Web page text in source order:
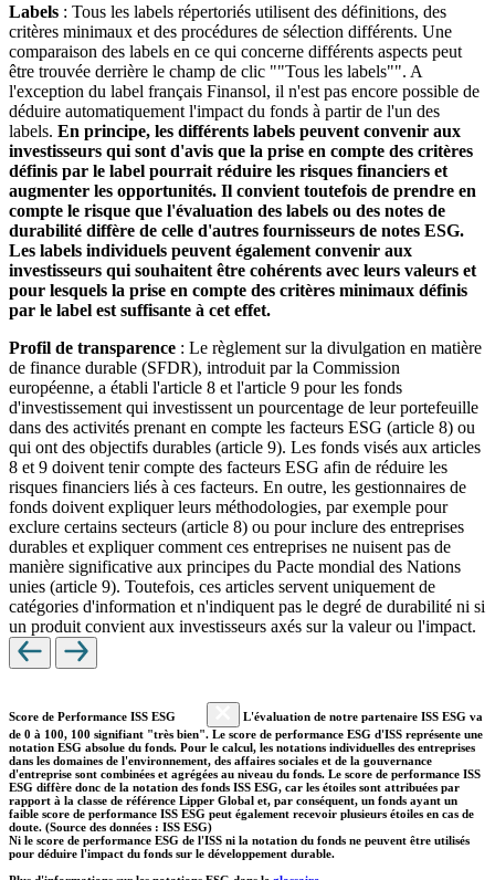
Labels : Tous les labels répertoriés utilisent des définitions, des
critères minimaux et des procédures de sélection différents. Une
comparaison des labels en ce qui concerne différents aspects peut
être trouvée derrière le champ de clic ""Tous les labels"". A
l'exception du label français Finansol, il n'est pas encore possible de
déduire automatiquement l'impact du fonds à partir de l'un des
labels. En principe, les différents labels peuvent convenir aux
investisseurs qui sont d'avis que la prise en compte des critères
définis par le label pourrait réduire les risques financiers et
augmenter les opportunités. Il convient toutefois de prendre en
compte le risque que l'évaluation des labels ou des notes de
durabilité diffère de celle d'autres fournisseurs de notes ESG.
Les labels individuels peuvent également convenir aux
investisseurs qui souhaitent être cohérents avec leurs valeurs et
pour lesquels la prise en compte des critères minimaux définis
par le label est suffisante à cet effet.
Profil de transparence : Le règlement sur la divulgation en matière
de finance durable (SFDR), introduit par la Commission
européenne, a établi l'article 8 et l'article 9 pour les fonds
d'investissement qui investissent un pourcentage de leur portefeuille
dans des activités prenant en compte les facteurs ESG (article 8) ou
qui ont des objectifs durables (article 9). Les fonds visés aux articles
8 et 9 doivent tenir compte des facteurs ESG afin de réduire les
risques financiers liés à ces facteurs. En outre, les gestionnaires de
fonds doivent expliquer leurs méthodologies, par exemple pour
exclure certains secteurs (article 8) ou pour inclure des entreprises
durables et expliquer comment ces entreprises ne nuisent pas de
manière significative aux principes du Pacte mondial des Nations
unies (article 9). Toutefois, ces articles servent uniquement de
catégories d'information et n'indiquent pas le degré de durabilité ni si
un produit convient aux investisseurs axés sur la valeur ou l'impact.
Score de Performance ISS ESG
L'évaluation de notre partenaire ISS ESG va
de 0 à 100, 100 signifiant "très bien". Le score de performance ESG d'ISS représente une
notation ESG absolue du fonds. Pour le calcul, les notations individuelles des entreprises
dans les domaines de l'environnement, des affaires sociales et de la gouvernance
d'entreprise sont combinées et agrégées au niveau du fonds. Le score de performance ISS
ESG diffère donc de la notation des fonds ISS ESG, car les étoiles sont attribuées par
rapport à la classe de référence Lipper Global et, par conséquent, un fonds ayant un
faible score de performance ISS ESG peut également recevoir plusieurs étoiles en cas de
doute. (Source des données : ISS ESG)
Ni le score de performance ESG de l'ISS ni la notation du fonds ne peuvent être utilisés
pour déduire l'impact du fonds sur le développement durable.